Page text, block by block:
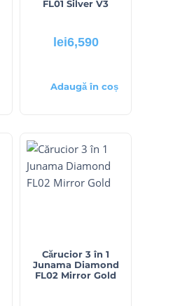
FL01 Silver V3
lei6,590
Adaugă în coș
Cărucior 3 în 1
Junama Diamond
FL02 Mirror Gold